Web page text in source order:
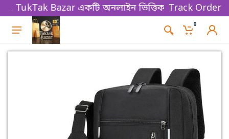
Bazar একটি অনলাইন ভিত্তিক ই-কমার্স বিজনেস
Track Order
0